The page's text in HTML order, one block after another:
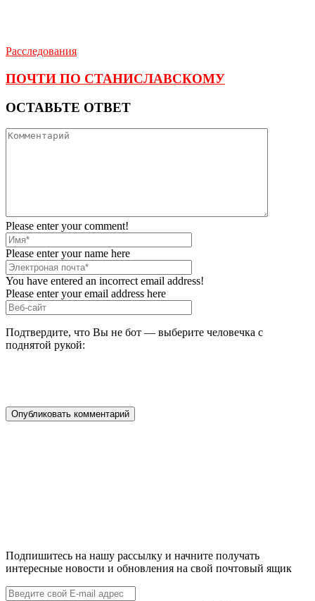
Расследования
ПОЧТИ ПО СТАНИСЛАВСКОМУ
ОСТАВЬТЕ ОТВЕТ
Please enter your comment!
Please enter your name here
You have entered an incorrect email address!
Please enter your email address here
Подтвердите, что Вы не бот — выберите человечка с
поднятой рукой:
Подпишитесь на нашу рассылку и начните получать
интересные новости и обновления на свой почтовый ящик